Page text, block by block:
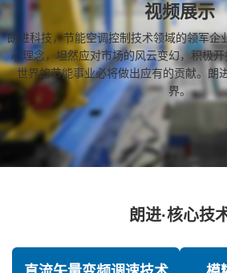
视频展示
朗进科技，节能空调控制技术领域的领军企
心理念，坦然应对市场的风云变幻，积极
世界的节能事业必将做出应有的贡献。朗
界。
朗进·核心技